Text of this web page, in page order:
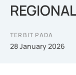
TERBIT PADA
28 January 2026